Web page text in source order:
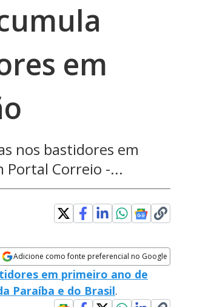
em
nos bastidores em
Portal Correio -...
Adicione como fonte preferencial no Google
in new window
em primeiro ano de
Paraíba e do Brasil.